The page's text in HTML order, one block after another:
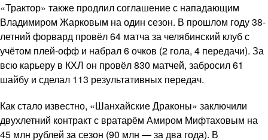
«Трактор» также продлил соглашение с нападающим
Владимиром Жарковым на один сезон. В прошлом году 38-
летний форвард провёл 64 матча за челябинский клуб с
учётом плей-офф и набрал 6 очков (2 гола, 4 передачи). За
всю карьеру в КХЛ он провёл 830 матчей, забросил 61
шайбу и сделал 113 результативных передач.
Как стало известно, «Шанхайские Драконы» заключили
двухлетний контракт с вратарём Амиром Мифтаховым на
45 млн рублей за сезон (90 млн — за два года). В